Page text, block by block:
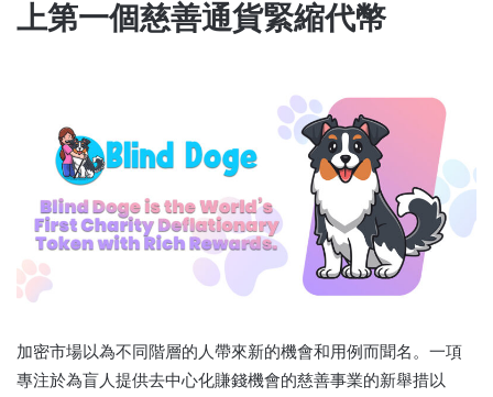
上第一個慈善通貨緊縮代幣
加密市場以為不同階層的人帶來新的機會和用例而聞名。 一項
專注於為盲人提供去中心化賺錢機會的慈善事業的新舉措以